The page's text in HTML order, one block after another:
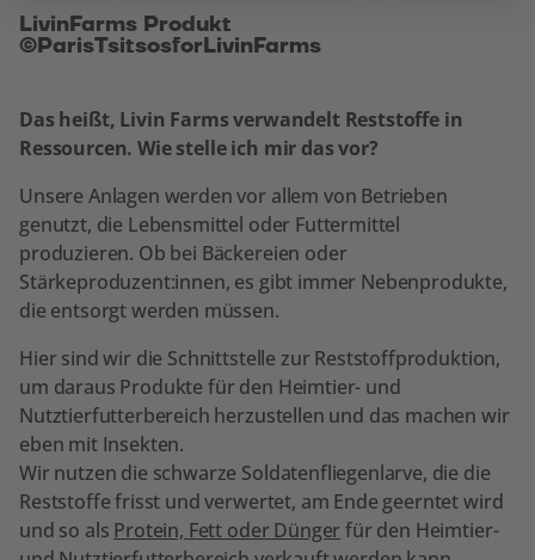
LivinFarms Produkt
©ParisTsitsosforLivinFarms
Das heißt, Livin Farms verwandelt Reststoffe in
Ressourcen. Wie stelle ich mir das vor?
Unsere Anlagen werden vor allem von Betrieben
genutzt, die Lebensmittel oder Futtermittel
produzieren. Ob bei Bäckereien oder
Stärkeproduzent:innen, es gibt immer Nebenprodukte,
die entsorgt werden müssen.
Hier sind wir die Schnittstelle zur Reststoffproduktion,
um daraus Produkte für den Heimtier- und
Nutztierfutterbereich herzustellen und das machen wir
eben mit Insekten.
Wir nutzen die schwarze Soldatenfliegenlarve, die die
Reststoffe frisst und verwertet, am Ende geerntet wird
und so als Protein, Fett oder Düngerfür den Heimtier-